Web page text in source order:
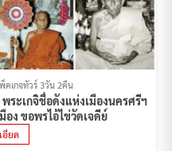
คเกจทัวร์ 3วัน 2คืน
ระเกจิชื่อดังแห่งเมืองนครศรีฯ
อง ขอพรไอ้ไข่วัดเจดีย์
อียด